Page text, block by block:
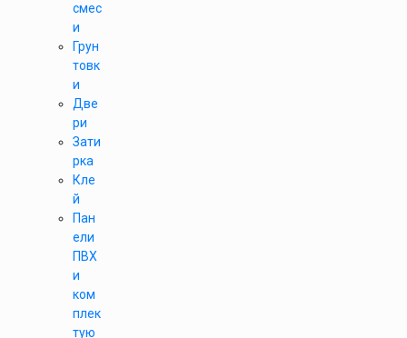
смес
и
Грун
товк
и
Две
ри
Зати
рка
Кле
й
Пан
ели
ПВХ
и
ком
плек
тую